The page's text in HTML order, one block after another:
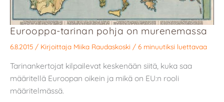
Eurooppa-tarinan pohja on murenemassa
6.8.2015 / Kirjoittaja Miika Raudaskoski / 6 minuutiksi luettavaa
Tarinankertojat kilpailevat keskenään siitä, kuka saa
määritellä Euroopan oikein ja mikä on EU:n rooli
määritelmässä.